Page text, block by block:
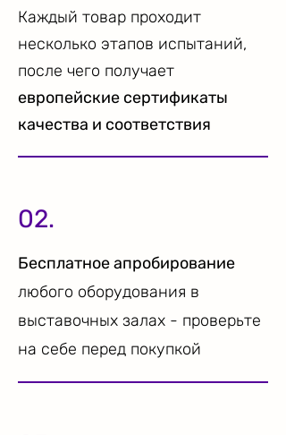
Каждый товар проходит
несколько этапов испытаний,
после чего получает
европейские сертификаты
качества и соответствия
02.
Бесплатное апробирование
любого оборудования в
выставочных залах - проверьте
на себе перед покупкой